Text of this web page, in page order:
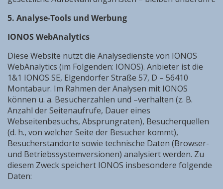
5. Analyse-Tools und Werbung
IONOS WebAnalytics
Diese Website nutzt die Analysedienste von IONOS
WebAnalytics (im Folgenden: IONOS). Anbieter ist die
1&1 IONOS SE, Elgendorfer Straße 57, D – 56410
Montabaur. Im Rahmen der Analysen mit IONOS
können u. a. Besucherzahlen und –verhalten (z. B.
Anzahl der Seitenaufrufe, Dauer eines
Webseitenbesuchs, Absprungraten), Besucherquellen
(d. h., von welcher Seite der Besucher kommt),
Besucherstandorte sowie technische Daten (Browser-
und Betriebssystemversionen) analysiert werden. Zu
diesem Zweck speichert IONOS insbesondere folgende
Daten: